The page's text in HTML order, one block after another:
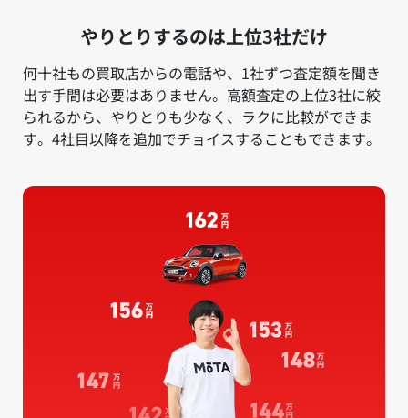
やりとりするのは上位3社だけ
何十社もの買取店からの電話や、1社ずつ査定額を聞き
出す手間は必要はありません。高額査定の上位3社に絞
られるから、やりとりも少なく、ラクに比較ができま
す。4社目以降を追加でチョイスすることもできます。